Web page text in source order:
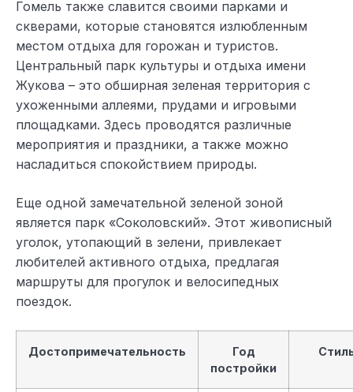
Гомель также славится своими парками и
скверами, которые становятся излюбленным
местом отдыха для горожан и туристов.
Центральный парк культуры и отдыха имени
Жукова – это обширная зеленая территория с
ухоженными аллеями, прудами и игровыми
площадками. Здесь проводятся различные
мероприятия и праздники, а также можно
насладиться спокойствием природы.
Еще одной замечательной зеленой зоной
является парк «Соколовский». Этот живописный
уголок, утопающий в зелени, привлекает
любителей активного отдыха, предлагая
маршруты для прогулок и велосипедных
поездок.
Достопримечательность
Год
постройки